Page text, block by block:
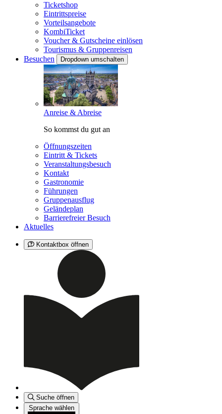
Ticketshop
Eintrittspreise
Vorteilsangebote
KombiTicket
Voucher & Gutscheine einlösen
Tourismus & Gruppenreisen
Besuchen
Dropdown umschalten
Anreise & Abreise
So kommst du gut an
Öffnungszeiten
Eintritt & Tickets
Veranstaltungsbesuch
Kontakt
Gastronomie
Führungen
Gruppenausflug
Geländeplan
Barrierefreier Besuch
Aktuelles
Kontaktbox öffnen
Suche öffnen
Sprache wählen